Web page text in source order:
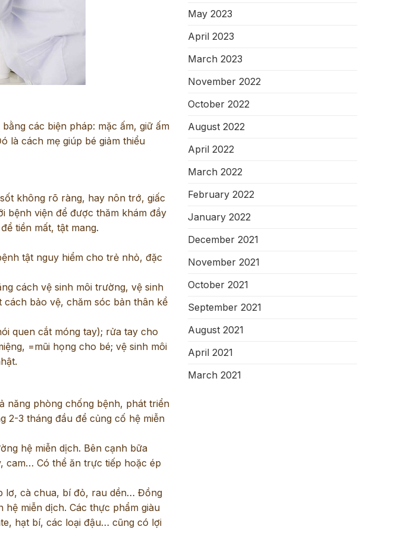
các biện pháp: mặc ấm, giữ ấm
là cách mẹ giúp bé giảm thiểu
không rõ ràng, hay nôn trớ, giấc
bệnh viện để được thăm khám đầy
tiền mất, tật mang.
tật nguy hiểm cho trẻ nhỏ, đặc
cách vệ sinh môi trường, vệ sinh
bảo vệ, chăm sóc bản thân kể
quen cắt móng tay); rửa tay cho
=mũi họng cho bé; vệ sinh môi
năng phòng chống bệnh, phát triển
2-3 tháng đầu để củng cố hệ miễn
hệ miễn dịch. Bên cạnh bữa
cam… Có thể ăn trực tiếp hoặc ép
lơ, cà chua, bí đỏ, rau dền… Đồng
miễn dịch. Các thực phẩm giàu
hạt bí, các loại đậu… cũng có lợi
May 2023
April 2023
March 2023
November 2022
October 2022
August 2022
April 2022
March 2022
February 2022
January 2022
December 2021
November 2021
October 2021
September 2021
August 2021
April 2021
March 2021